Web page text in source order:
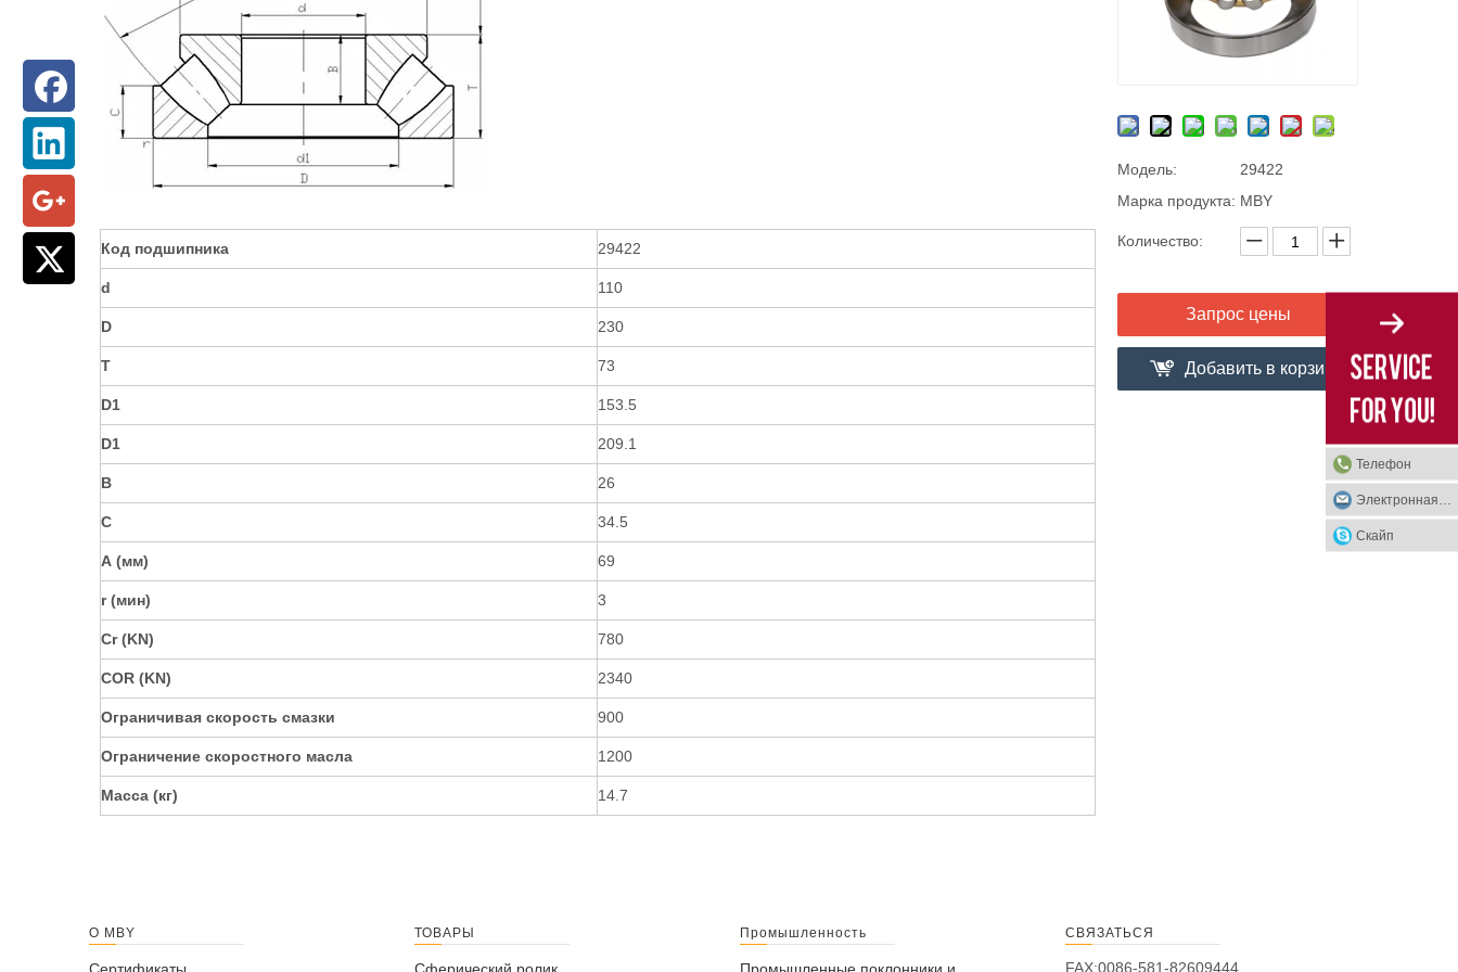
Модель:
29422
Марка продукта: MBY
Количество:
Запрос цены
Добавить в корзи
Код подшипника 29422
d 110
D 230
T 73
D1 153.5
D1 209.1
B 26
C 34.5
А (мм) 69
r (мин) 3
Cr (KN) 780
COR (KN) 2340
Ограничивая скорость смазки 900
Ограничение скоростного масла 1200
Масса (кг) 14.7
О MBY ТОВАРЫ Промышленность СВЯЗАТЬСЯ
FAX:0086-581-82609444
Телефон
Скайп